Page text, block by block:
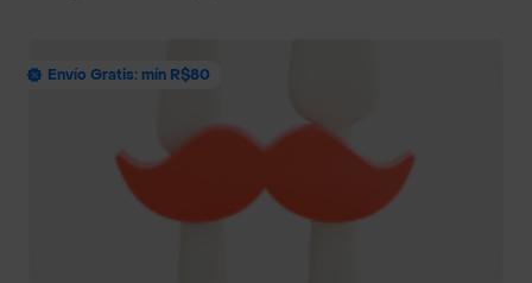
Envío Gratis: mín R$80